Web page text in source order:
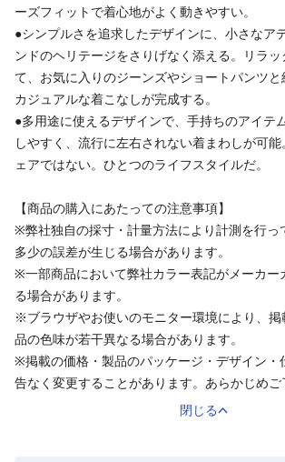
ーズフィットで着心地がよく動きやすい。
●シンプルさを追求したデザインに、小さなア
ンドのヘリテージをさりげなく添える。リラ
て、お気に入りのジーンズやショートパンツと
カジュアルな着こなしが完成する。
●多用途に使えるデザインで、手持ちのアイテ
しやすく、流行に左右されない着まわしが可
ェアではない。ひとつのライフスタイルだ。
【商品の購入にあたっての注意事項】
※弊社独自の採寸・計量方法により計測を行っ
多少の誤差が生じる場合があります。
※一部商品において弊社カラー表記がメーカー
る場合があります。
※ブラウザやお使いのモニター環境により、
品の色味が若干異なる場合があります。
※掲載の価格・製品のパッケージ・デザイン・
告なく変更することがあります。あらかじめご
閉じる